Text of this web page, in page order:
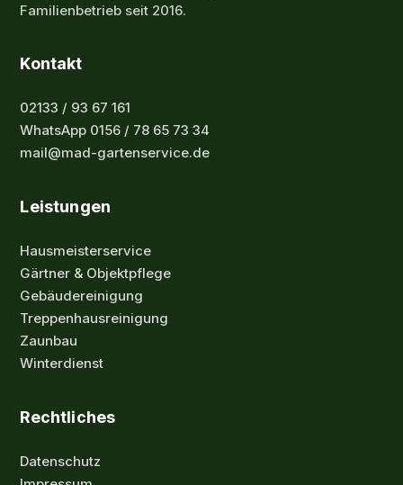
Familienbetrieb seit 2016.
Kontakt
02133 / 93 67 161
WhatsApp 0156 / 78 65 73 34
mail@mad-gartenservice.de
Leistungen
Hausmeisterservice
Gärtner & Objektpflege
Gebäudereinigung
Treppenhausreinigung
Zaunbau
Winterdienst
Rechtliches
Datenschutz